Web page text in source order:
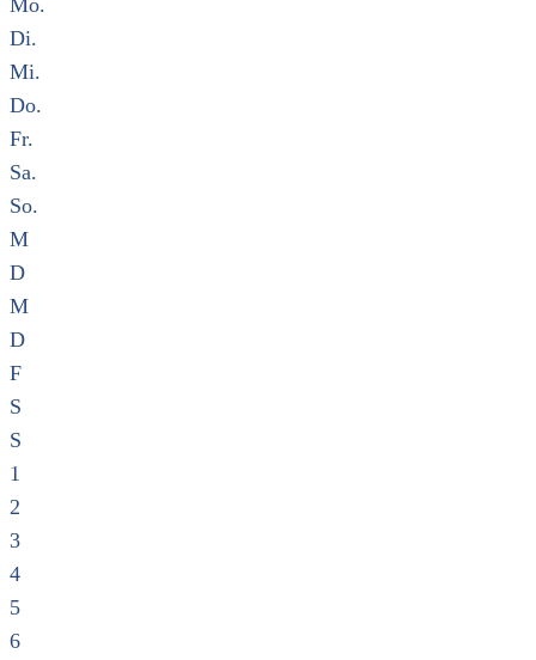
Di.
Mi.
Do.
Fr.
Sa.
So.
M
D
M
D
F
S
S
1
2
3
4
5
6